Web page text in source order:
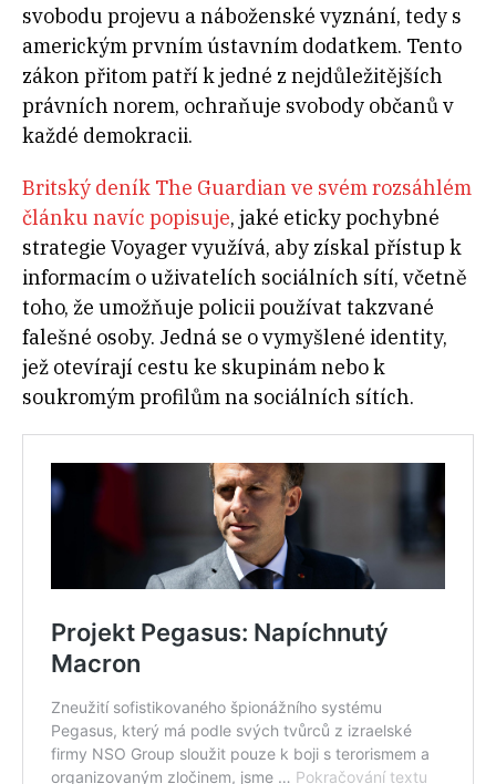
svobodu projevu a náboženské vyznání, tedy s
americkým prvním ústavním dodatkem. Tento
zákon přitom patří k jedné z nejdůležitějších
právních norem, ochraňuje svobody občanů v
každé demokracii.
Britský deník The Guardian ve svém rozsáhlém
článku navíc popisuje, jaké eticky pochybné
strategie Voyager využívá, aby získal přístup k
informacím o uživatelích sociálních sítí, včetně
toho, že umožňuje policii používat takzvané
falešné osoby. Jedná se o vymyšlené identity,
jež otevírají cestu ke skupinám nebo k
soukromým profilům na sociálních sítích.